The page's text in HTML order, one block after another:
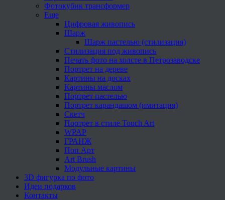
Фотокубик трансформер
Еще
Цифровая живопись
Шарж
Шарж пастелью (стилизация)
Стилизация под живопись
Печать фото на холсте в Петрозаводске
Портрет на дереве
Картины на досках
Картины маслом
Портрет пастелью
Портрет карандашом (имитация)
Скетч
Портрет в стиле Touch Art
WPAP
ГРАНЖ
Поп Арт
Art Brush
Модульные картины
3D фигурка по фото
Идеи подарков
Контакты